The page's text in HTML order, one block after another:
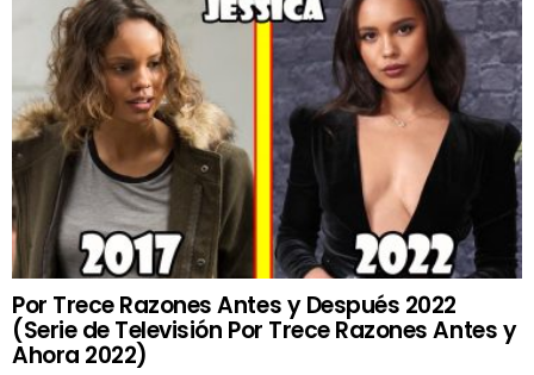
Por Trece Razones Antes y Después 2022
(Serie de Televisión Por Trece Razones Antes y
Ahora 2022)